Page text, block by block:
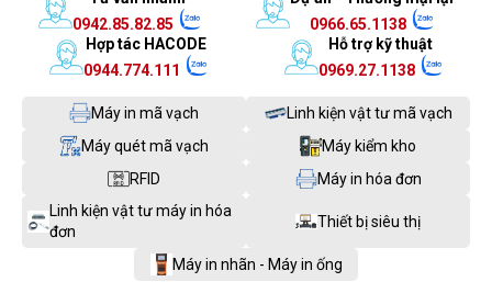
0942.85.82.85
0966.65.1138
Hợp tác HACODE
0944.774.111
Hỗ trợ kỹ thuật
0969.27.1138
Máy in mã vạch
Linh kiện vật tư mã vạch
Máy quét mã vạch
Máy kiểm kho
RFID
Máy in hóa đơn
Linh kiện vật tư máy in hóa
đơn
Thiết bị siêu thị
Máy in nhãn - Máy in ống